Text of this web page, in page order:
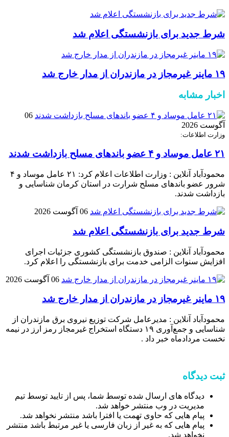
شرط جدید برای بازنشستگی اعلام شد
۱۹ ماینر غیرمجاز در مازندران از مدار خارج شد
اخبار مشابه
06
آگوست 2026
وزارت اطلاعات:
۲۱ عامل موساد و ۴ عضو باند‌های مسلح بازداشت شدند
محمودآباد آنلاین : وزارت اطلاعات اعلام کرد: ۲۱ عامل موساد و ۴
شرور عضو باند‌های مسلح شرارت در استان کرمان شناسایی و
بازداشت شدند.
06 آگوست 2026
شرط جدید برای بازنشستگی اعلام شد
محمودآباد آنلاین : صندوق بازنشستگی کشوری جزئیات اجرای
افزایش سنوات الزامی خدمت برای بازنشستگی را اعلام کرد.
06 آگوست 2026
۱۹ ماینر غیرمجاز در مازندران از مدار خارج شد
محمودآباد آنلاین : مدیرعامل شرکت توزیع نیروی برق مازندران از
شناسایی و جمع‌آوری ۱۹ دستگاه استخراج غیرمجاز رمز ارز در نیمه
نخست مردادماه خبر داد .
ثبت دیدگاه
دیدگاه های ارسال شده توسط شما، پس از تایید توسط تیم
مدیریت در وب منتشر خواهد شد.
پیام هایی که حاوی تهمت یا افترا باشد منتشر نخواهد شد.
پیام هایی که به غیر از زبان فارسی یا غیر مرتبط باشد منتشر
نخواهد شد.